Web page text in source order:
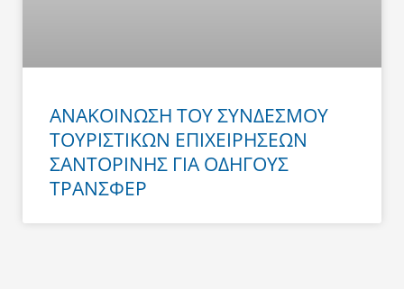
ΑΝΑΚΟΙΝΩΣΗ ΤΟΥ ΣΥΝΔΕΣΜΟΥ
ΤΟΥΡΙΣΤΙΚΩΝ ΕΠΙΧΕΙΡΗΣΕΩΝ
ΣΑΝΤΟΡΙΝΗΣ ΓΙΑ ΟΔΗΓΟΥΣ
ΤΡΑΝΣΦΕΡ